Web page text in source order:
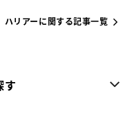
ハリアーに関する記事一覧
す